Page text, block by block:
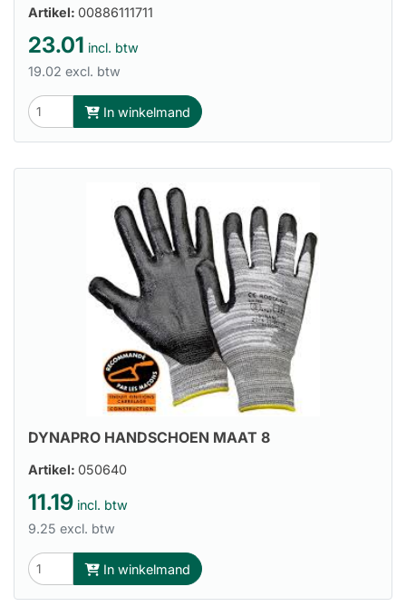
Artikel: 00886111711
23.01 incl. btw
19.02 excl. btw
In winkelmand
DYNAPRO HANDSCHOEN MAAT 8
Artikel: 050640
11.19 incl. btw
9.25 excl. btw
In winkelmand